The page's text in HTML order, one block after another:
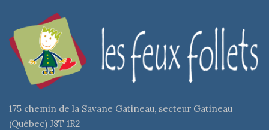
175 chemin de la Savane Gatineau, secteur Gatineau
(Québec) J8T 1R2